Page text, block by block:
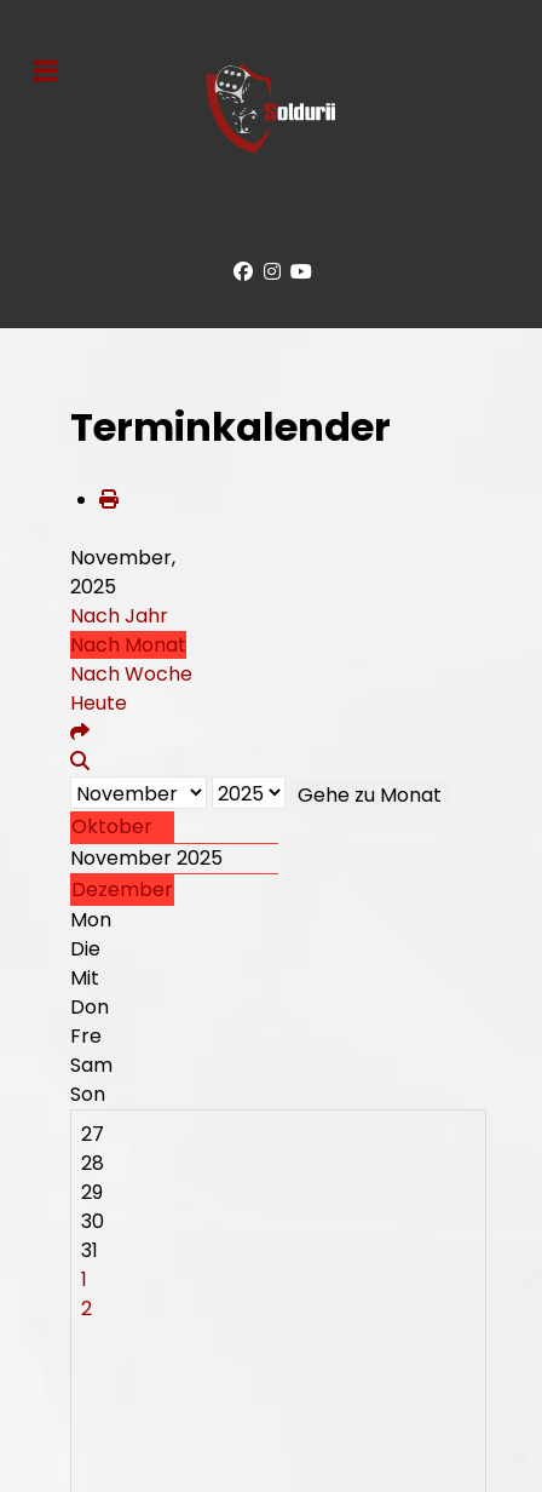
Terminkalender
November,
2025
Nach Jahr
Nach Monat
Nach Woche
Heute
Gehe zu Monat
Oktober
November 2025
Dezember
Mon
Die
Mit
Don
Fre
Sam
Son
27
28
29
30
31
1
2